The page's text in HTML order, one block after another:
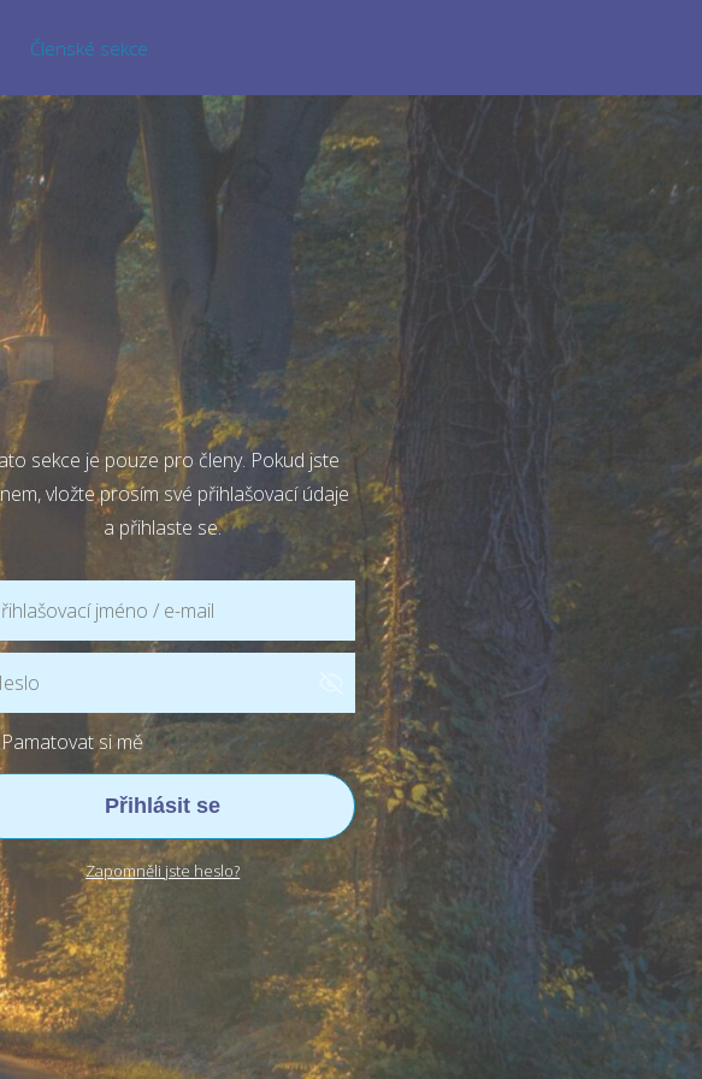
Členské sekce
sekce je pouze pro členy. Pokud jste
vložte prosím své přihlašovací údaje
a přihlaste se.
Pamatovat si mě
Přihlásit se
Zapomněli jste heslo?